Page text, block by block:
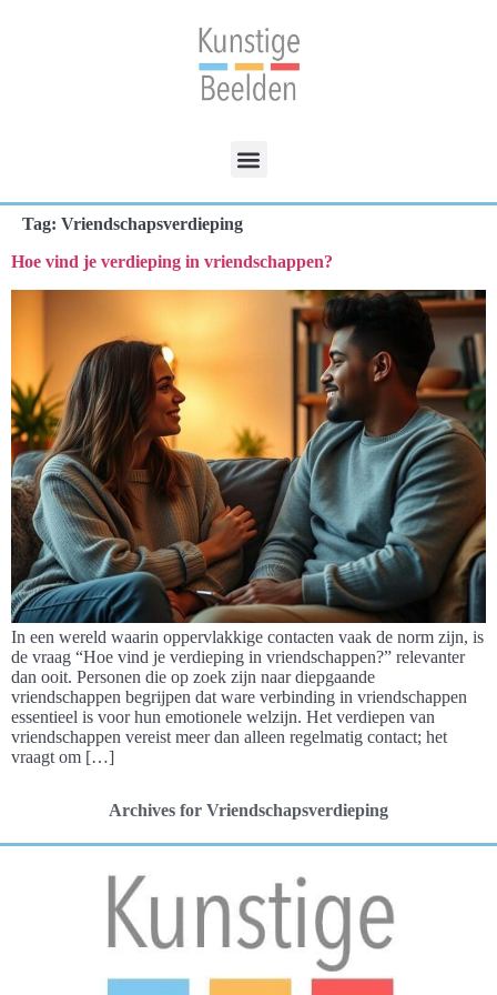
Tag: Vriendschapsverdieping
Hoe vind je verdieping in vriendschappen?
In een wereld waarin oppervlakkige contacten vaak de norm zijn, is
de vraag “Hoe vind je verdieping in vriendschappen?” relevanter
dan ooit. Personen die op zoek zijn naar diepgaande
vriendschappen begrijpen dat ware verbinding in vriendschappen
essentieel is voor hun emotionele welzijn. Het verdiepen van
vriendschappen vereist meer dan alleen regelmatig contact; het
vraagt om […]
Archives for Vriendschapsverdieping